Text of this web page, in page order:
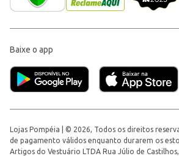
Baixe o app
Lojas Pompéia | © 2026, Todos os direitos
de pagamento válidos enquanto durarem os
Artigos do Vestuário LTDA Rua Júlio de